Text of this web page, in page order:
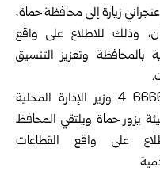
زيارة إلى محافظةحماة،
وذلك للاطلاع على واقع
بالمحافظة وتعزيز التنسيق